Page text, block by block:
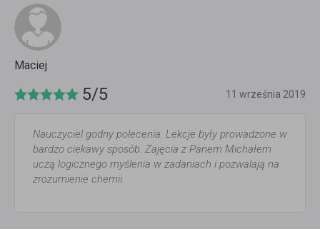
Maciej
5/5 11 września 2019
Nauczyciel godny polecenia. Lekcje były prowadzone w
bardzo ciekawy sposób. Zajęcia z Panem Michałem
uczą logicznego myślenia w zadaniach i pozwalają na
zrozumienie chemii.